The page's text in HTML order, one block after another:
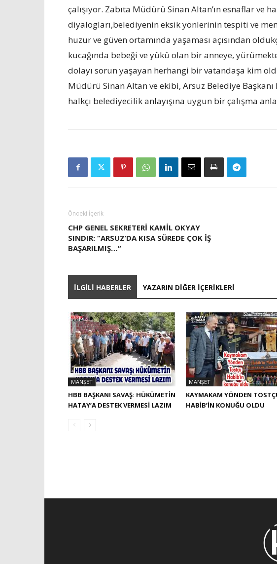
çalışıyor. Zabıta Müdürü Sinan Altan’ın esnaflar ve
diyalogları,belediyenin eksik yönlerinin tespiti ve
huzur ve güven ortamında yaşaması açısından
kucağında bebeği ve yükü olan bir anneye,
dolayı sorun yaşayan herhangi bir vatandaşa kim
Müdürü Sinan Altan ve ekibi, Arsuz Belediye Başkanı
halkçı belediyecilik anlayışına uygun bir çalışma
Önceki İçerik
CHP GENEL SEKRETERI KAMIL OKYAY
SINDIR: “ARSUZ’DA KISA SÜREDE ÇOK İŞ
BAŞARILMIŞ…”
İLGILI HABERLER YAZARIN DIĞER İÇERIKLERI
MANŞET
HBB BAŞKANI SAVAŞ: HÜKÜMETİN
HATAY’A DESTEK VERMESİ LAZIM
MANŞET
KAYMAKAM YÖNDEN
HABIB’IN KONUĞU OLDU